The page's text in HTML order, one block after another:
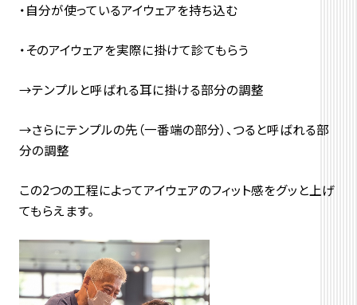
・自分が使っているアイウェアを持ち込む
・そのアイウェアを実際に掛けて診てもらう
→テンプルと呼ばれる耳に掛ける部分の調整
→さらにテンプルの先（一番端の部分）、つると呼ばれる部
分の調整
この2つの工程によってアイウェアのフィット感をグッと上げ
てもらえます。